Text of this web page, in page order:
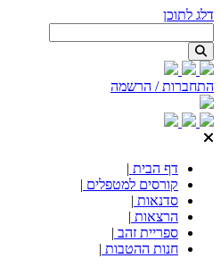
דלג לתוכן
התחברות / הרשמה
דף הבית |
קורסים למטפלים |
סדנאות |
הרצאות |
ספריית זהב |
חנות ההטבות |